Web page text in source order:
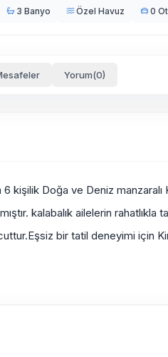
3 Banyo Özel Havuz 0
Yorum(0)
kişilik Doğa ve Deniz manzaralı
kalabalık ailelerin
bir tatil deneyimi için